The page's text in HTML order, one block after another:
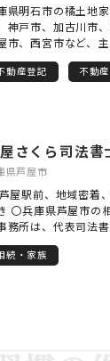
県明石市の橘土地
神戸市、加古川市
市、西宮市など、
測量業務を行って
との合同事務所です
も、悩みすぎず是
動産登記 不動
さくら司法書
県芦屋市
屋駅前、地域密着
〇兵庫県芦屋市の
務所は、代表司法
密着して相続登記
法書士事務所です。
続・家族